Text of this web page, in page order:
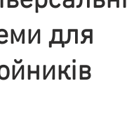
для